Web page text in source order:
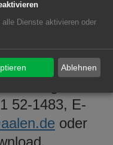
Auskünfte
Rathaus
Amt für
52-1483, E-
oder
Dienste aktivieren oder
Ablehnen